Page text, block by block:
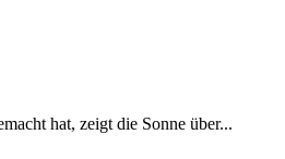
hat, zeigt die Sonne über...